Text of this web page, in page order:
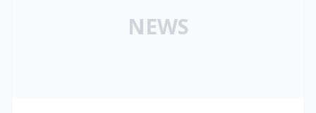
NEWS